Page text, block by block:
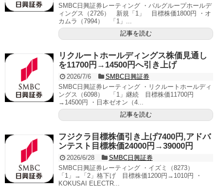
SMBC日興証券レーティング ・パルグループホールデ
ィングス（2726） 新規「1」 目標株価1800円 ・オ
カムラ（7994） 「1」...
記事を読む
リクルートホールディングス株価見通し
を11700円→14500円へ引き上げ
2026/7/6
SMBC日興証券
SMBC日興証券レーティング ・リクルートホールディ
ングス（6098） 「1」継続 目標株価11700円
→14500円 ・日本ゼオン（4...
記事を読む
フジクラ目標株価引き上げ7400円,アドバ
ンテスト目標株価24000円→39000円
2026/6/28
SMBC日興証券
SMBC日興証券レーティング ・イズミ（8273）
「1」→「2」格下げ 目標株価1200円→1010円 ・
KOKUSAI ELECTR...